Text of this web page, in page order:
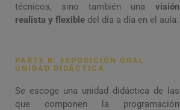
técnicos, sino también una visión
realista y flexible del día a día en el aula.
PARTE B: EXPOSICIÓN ORAL
UNIDAD DIDÁCTICA
Se escoge una unidad didáctica de las
que componen la programación